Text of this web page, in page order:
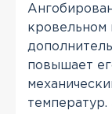
кровельном
повышает
температур.